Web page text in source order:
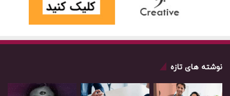
نوشته های تازه